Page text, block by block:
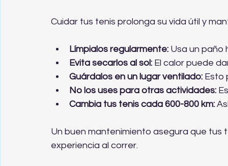
Cuidar tus tenis prolonga su vida útil y
Límpialos regularmente: Usa un paño
Evita secarlos al sol: El calor puede
Guárdalos en un lugar ventilado: Esto
No los uses para otras actividades:
Cambia tus tenis cada 600-800 km:
Un buen mantenimiento asegura que
experiencia al correr.